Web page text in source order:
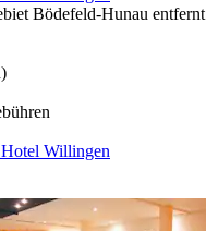
Bödefeld-Hunau entfernt
Willingen